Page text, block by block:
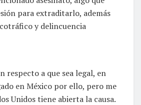
para extraditarlo, además
y delincuencia
respecto a que sea legal, en
en México por ello, pero me
Unidos tiene abierta la causa.